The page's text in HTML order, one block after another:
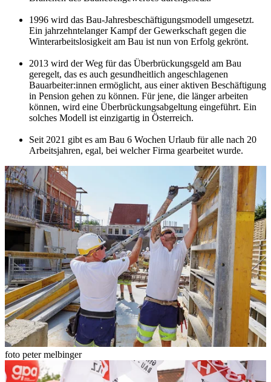
1996 wird das Bau-Jahresbeschäftigungsmodell umgesetzt.
Ein jahrzehntelanger Kampf der Gewerkschaft gegen die
Winterarbeitslosigkeit am Bau ist nun von Erfolg gekrönt.
2013 wird der Weg für das Überbrückungsgeld am Bau
geregelt, das es auch gesundheitlich angeschlagenen
Bauarbeiter:innen ermöglicht, aus einer aktiven Beschäftigung
in Pension gehen zu können. Für jene, die länger arbeiten
können, wird eine Überbrückungsabgeltung eingeführt. Ein
solches Modell ist einzigartig in Österreich.
Seit 2021 gibt es am Bau 6 Wochen Urlaub für alle nach 20
Arbeitsjahren, egal, bei welcher Firma gearbeitet wurde.
foto peter melbinger